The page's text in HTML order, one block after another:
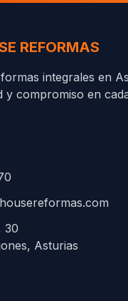
REFORMAS
integrales en
y compromiso en
30
Asturias